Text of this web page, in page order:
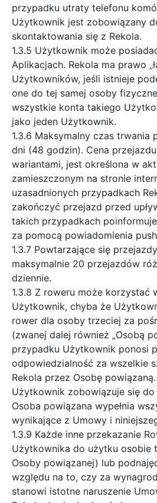
przypadku utraty telefonu
Użytkownik jest zobowiązany
skontaktowania się z Rekola.
1.3.5 Użytkownik może
Aplikacjach. Rekola ma prawo
Użytkowników, jeśli istnieje
one do tej samej osoby
wszystkie konta takiego
jako jeden Użytkownik.
1.3.6 Maksymalny czas trwania
dni (48 godzin). Cena
wariantami, jest określona w
zamieszczonym na stronie
uzasadnionych przypadkach
zakończyć przejazd przed
takich przypadkach
za pomocą powiadomienia
1.3.7 Powtarzające się
maksymalnie 20 przejazdów
dziennie.
1.3.8 Z roweru może korzystać
Użytkownik, chyba że
rower dla osoby trzeciej za
(zwanej dalej również „Osobą
przypadku Użytkownik ponosi
odpowiedzialność za wszelkie
Rekola przez Osobę
Użytkownik zobowiązuje się do
Osoba powiązana wypełnia
wynikające z Umowy i
1.3.9 Każde inne przekazanie
Użytkownika do użytku osobie
Osoby powiązanej) lub
względu na to, czy za
stanowi istotne naruszenie